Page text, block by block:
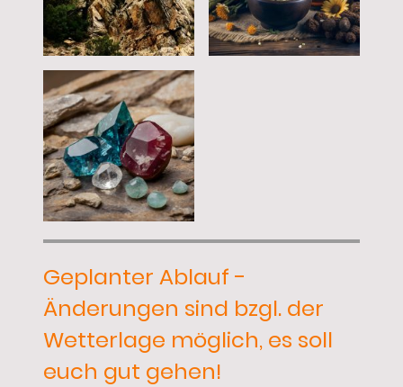
Geplanter Ablauf -
Änderungen sind bzgl. der
Wetterlage möglich, es soll
euch gut gehen!